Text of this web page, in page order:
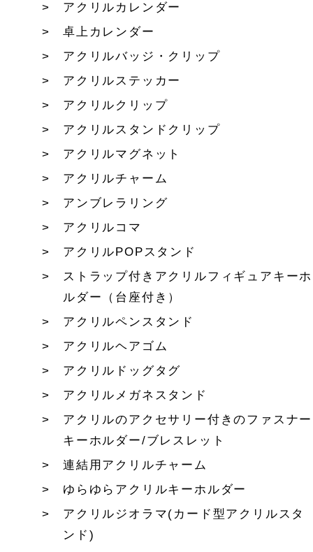
アクリルカレンダー
卓上カレンダー
アクリルバッジ・クリップ
アクリルステッカー
アクリルクリップ
アクリルスタンドクリップ
アクリルマグネット
アクリルチャーム
アンブレラリング
アクリルコマ
アクリルPOPスタンド
ストラップ付きアクリルフィギュアキーホ
ルダー（台座付き）
アクリルペンスタンド
アクリルヘアゴム
アクリルドッグタグ
アクリルメガネスタンド
アクリルのアクセサリー付きのファスナー
キーホルダー/ブレスレット
連結用アクリルチャーム
ゆらゆらアクリルキーホルダー
アクリルジオラマ(カード型アクリルスタ
ンド)